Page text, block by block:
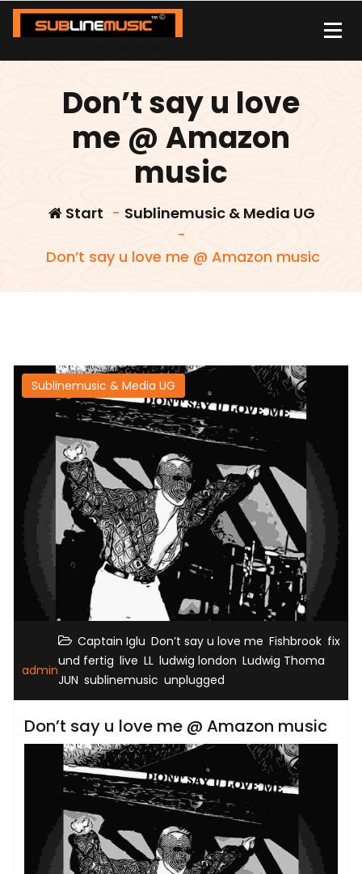
Zum
Inhalt
Don’t say u love
me @ Amazon
music
Start - Sublinemusic & Media UG
-
Don’t say u love me @ Amazon music
Sublinemusic & Media UG
admin
Captain Iglu Don’t say u love me Fishbrook fix
und fertig live LL ludwig london Ludwig Thoma
JUN sublinemusic unplugged
Don’t say u love me @ Amazon music